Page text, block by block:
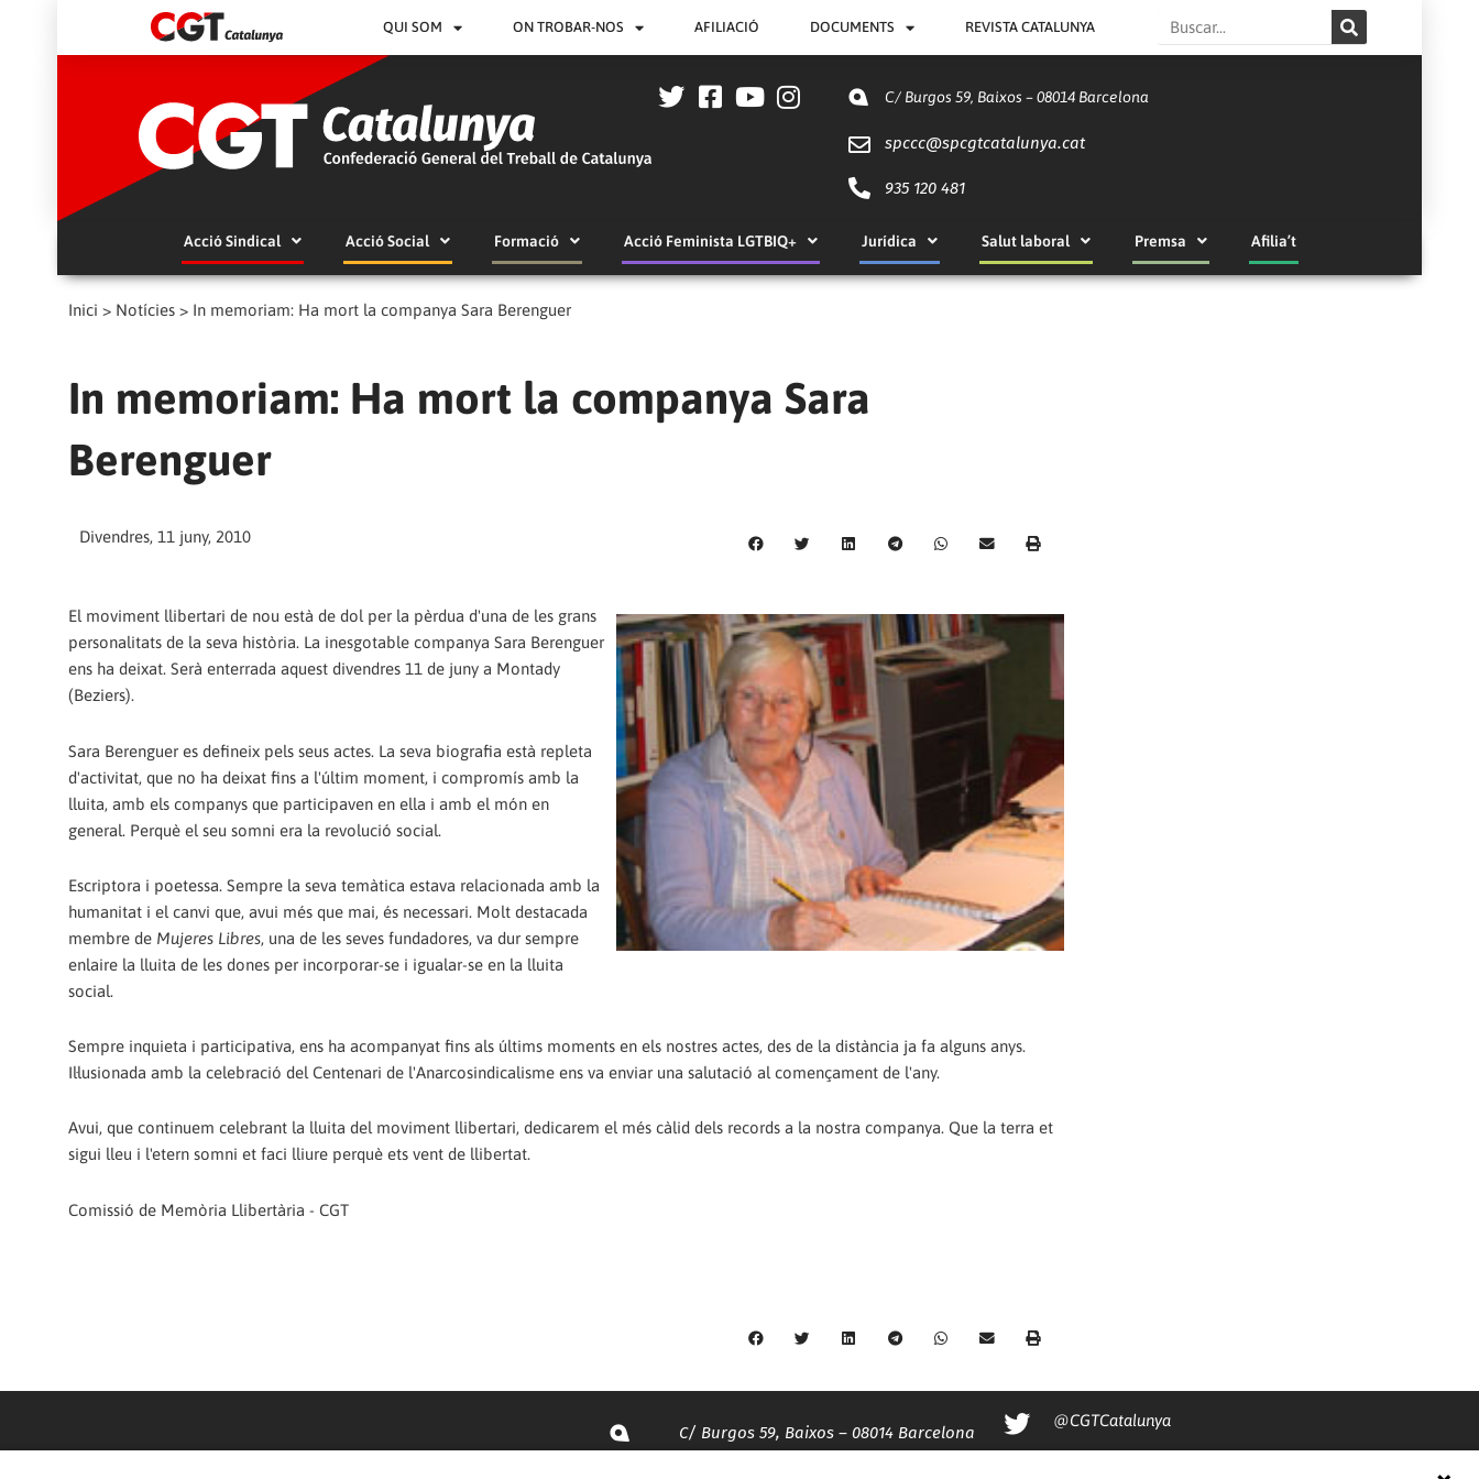
QUI SOM ON TROBAR-NOS AFILIACIÓ DOCUMENTS REVISTA CATALUNYA Search
C/ Burgos 59, Baixos – 08014 Barcelona
spccc@spcgtcatalunya.cat
935 120 481
Acció Sindical Acció Social Formació Acció Feminista LGTBIQ+ Jurídica Salut laboral Premsa Afilia’t
Inici > Notícies > In memoriam: Ha mort la companya Sara Berenguer
In memoriam: Ha mort la companya Sara
Berenguer
Divendres, 11 juny, 2010
El moviment llibertari de nou està de dol per la pèrdua d'una de les grans
personalitats de la seva història. La inesgotable companya Sara Berenguer
ens ha deixat. Serà enterrada aquest divendres 11 de juny a Montady
(Beziers).
Sara Berenguer es defineix pels seus actes. La seva biografia està repleta
d'activitat, que no ha deixat fins a l'últim moment, i compromís amb la
lluita, amb els companys que participaven en ella i amb el món en
general. Perquè el seu somni era la revolució social.
Escriptora i poetessa. Sempre la seva temàtica estava relacionada amb la
humanitat i el canvi que, avui més que mai, és necessari. Molt destacada
membre de Mujeres Libres, una de les seves fundadores, va dur sempre
enlaire la lluita de les dones per incorporar-se i igualar-se en la lluita
social.
Sempre inquieta i participativa, ens ha acompanyat fins als últims moments en els nostres actes, des de la distància ja fa alguns anys.
Il·lusionada amb la celebració del Centenari de l'Anarcosindicalisme ens va enviar una salutació al començament de l'any.
Avui, que continuem celebrant la lluita del moviment llibertari, dedicarem el més càlid dels records a la nostra companya. Que la terra et
sigui lleu i l'etern somni et faci lliure perquè ets vent de llibertat.
Comissió de Memòria Llibertària - CGT
C/ Burgos 59, Baixos – 08014 Barcelona
@CGTCatalunya